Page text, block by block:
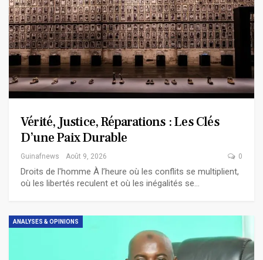
Vérité, Justice, Réparations : Les Clés
D’une Paix Durable
Guinafnews Août 9, 2026 0
Droits de l'homme À l’heure où les conflits se multiplient,
où les libertés reculent et où les inégalités se…
ANALYSES & OPINIONS